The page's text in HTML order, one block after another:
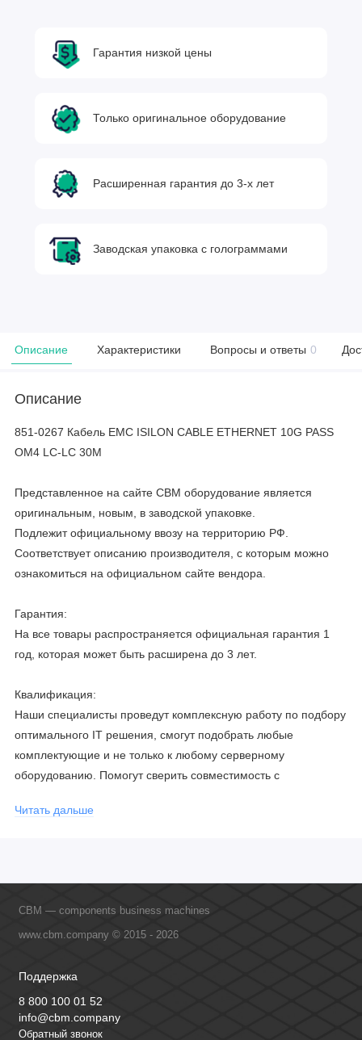
Гарантия низкой цены
Только оригинальное оборудование
Расширенная гарантия до 3-х лет
Заводская упаковка с голограммами
Описание Характеристики Вопросы и ответы 0
Описание
851-0267 Кабель EMC ISILON CABLE ETHERNET 10G PASS
OM4 LC-LC 30M
Представленное на сайте CBM оборудование является
оригинальным, новым, в заводской упаковке.
Подлежит официальному ввозу на территорию РФ.
Соответствует описанию производителя, с которым можно
ознакомиться на официальном сайте вендора.
Гарантия:
На все товары распространяется официальная гарантия 1
год, которая может быть расширена до 3 лет.
Квалификация:
Наши специалисты проведут комплексную работу по подбору
оптимального IT решения, смогут подобрать любые
комплектующие и не только к любому серверному
оборудованию. Помогут сверить совместимость с
официальными производителями и проводим регулярное
Читать дальше
CBM — components business machines
www.cbm.company © 2015 - 2026
Поддержка
8 800 100 01 52
info@cbm.company
Обратный звонок